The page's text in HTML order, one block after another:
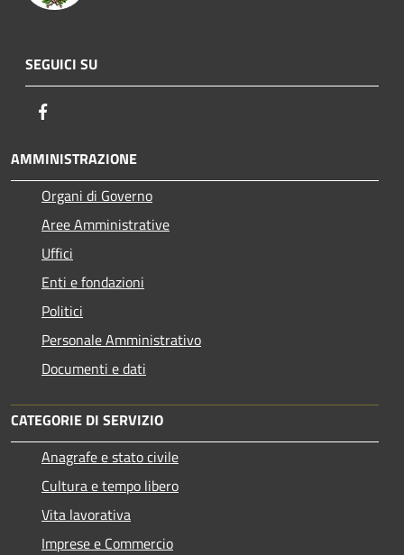
SEGUICI SU
AMMINISTRAZIONE
Organi di Governo
Aree Amministrative
Uffici
Enti e fondazioni
Politici
Personale Amministrativo
Documenti e dati
CATEGORIE DI SERVIZIO
Anagrafe e stato civile
Cultura e tempo libero
Vita lavorativa
Imprese e Commercio